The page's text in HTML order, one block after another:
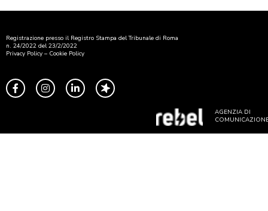
Registrazione presso il Registro Stampa del Tribunale di Roma
n. 24/2022 del 23/2/2022
Privacy Policy – Cookie Policy
AGENZIA DI